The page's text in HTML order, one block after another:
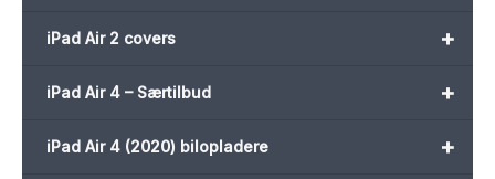
+
iPad Air 2 covers
+
iPad Air 4 – Særtilbud
+
iPad Air 4 (2020) bilopladere